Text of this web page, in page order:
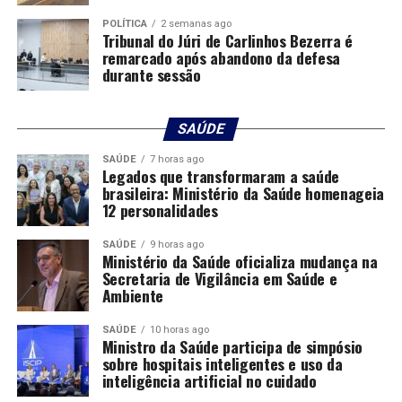
apenas um conceito abstrato; é uma força vital que
molda nossas interações sociais, nossas instituições e
até mesmo nossa própria autoimagem. Celebrar a
verdade, portanto, deve ser uma prioridade em nossas
vidas.
Se todos nós nos comprometermos a ser autênticos
apenas por um dia, a falar e agir com integridade,
iríamos nos surpreender!!! Talvez um dia quem sabe
possamos desmantelar a cultura da desinformação que
permeia nossa sociedade. Muitos caem na armadilha das
fake news e teorias da conspiração não por malícia, mas
por falta de habilidade para analisar e questionar as
informações que recebem.
Devemos rejeitar a ideia de que o sofrimento e a
falsidade são ferramentas eficazes para obter
reconhecimento ou seguidores nas redes sociais. Em vez
disso, vamos promover uma cultura da verdade, onde a
POLÍTICA 2 semanas ago
Tribunal do Júri de Carlinhos Bezerra é
remarcado após abandono da defesa
durante sessão
SAÚDE
SAÚDE 7 horas ago
Legados que transformaram a saúde
brasileira: Ministério da Saúde homenageia
12 personalidades
SAÚDE 9 horas ago
Ministério da Saúde oficializa mudança na
Secretaria de Vigilância em Saúde e
Ambiente
SAÚDE 10 horas ago
Ministro da Saúde participa de simpósio
sobre hospitais inteligentes e uso da
inteligência artificial no cuidado